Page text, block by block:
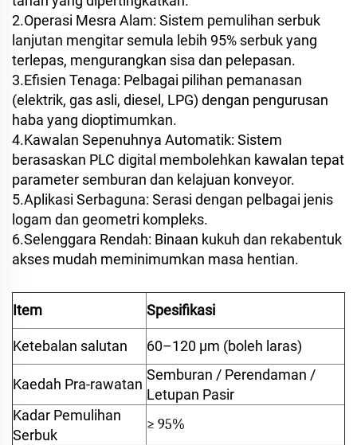
2.Operasi Mesra Alam: Sistem pemulihan serbuk
lanjutan mengitar semula lebih 95% serbuk yang
terlepas, mengurangkan sisa dan pelepasan.
3.Efisien Tenaga: Pelbagai pilihan pemanasan
(elektrik, gas asli, diesel, LPG) dengan pengurusan
haba yang dioptimumkan.
4.Kawalan Sepenuhnya Automatik: Sistem
berasaskan PLC digital membolehkan kawalan tepat
parameter semburan dan kelajuan konveyor.
5.Aplikasi Serbaguna: Serasi dengan pelbagai jenis
logam dan geometri kompleks.
6.Selenggara Rendah: Binaan kukuh dan rekabentuk
akses mudah meminimumkan masa hentian.
Item Spesifikasi
Ketebalan salutan 60–120 μm (boleh laras)
Kaedah Pra-rawatan
Semburan / Perendaman /
Letupan Pasir
Kadar Pemulihan
Serbuk
≥ 95%